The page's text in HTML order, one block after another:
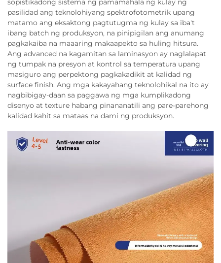
sopistikadong sistema ng pamamahala ng kulay ng
pasilidad ang teknolohiyang spektrofotometrik upang
matamo ang eksaktong pagtutugma ng kulay sa iba't
ibang batch ng produksyon, na pinipigilan ang anumang
pagkakaiba na maaaring makaapekto sa huling hitsura.
Ang advanced na kagamitan sa laminasyon ay naglalapat
ng tumpak na presyon at kontrol sa temperatura upang
masiguro ang perpektong pagkakadikit at kalidad ng
surface finish. Ang mga kakayahang teknolohikal na ito ay
nagbibigay-daan sa paggawa ng mga kumplikadong
disenyo at texture habang pinananatili ang pare-parehong
kalidad kahit sa mataas na dami ng produksyon.